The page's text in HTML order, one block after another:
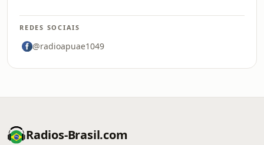
REDES SOCIAIS
@radioapuae1049
Radios-Brasil.com